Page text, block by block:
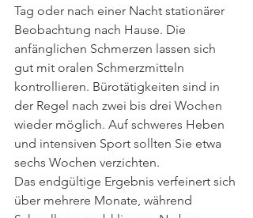
Tag oder nach einer Nacht stationärer
Beobachtung nach Hause. Die
anfänglichen Schmerzen lassen sich
gut mit oralen Schmerzmitteln
kontrollieren. Bürotätigkeiten sind in
der Regel nach zwei bis drei Wochen
wieder möglich. Auf schweres Heben
und intensiven Sport sollten Sie etwa
sechs Wochen verzichten.
Das endgültige Ergebnis verfeinert sich
über mehrere Monate, während